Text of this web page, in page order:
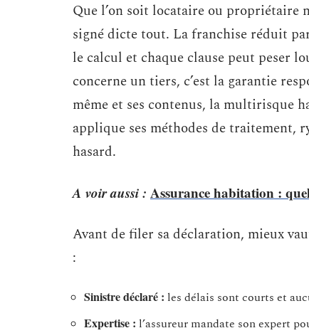
Que l’on soit locataire ou propriétaire
signé dicte tout. La franchise réduit
le calcul et chaque clause peut peser
concerne un tiers, c’est la garantie
même et ses contenus, la multirisque
applique ses méthodes de traitement,
hasard.
A voir aussi : Assurance habitation :
Avant de filer sa déclaration, mieux
:
Sinistre déclaré : les délais sont courts et
Expertise : l’assureur mandate son expert